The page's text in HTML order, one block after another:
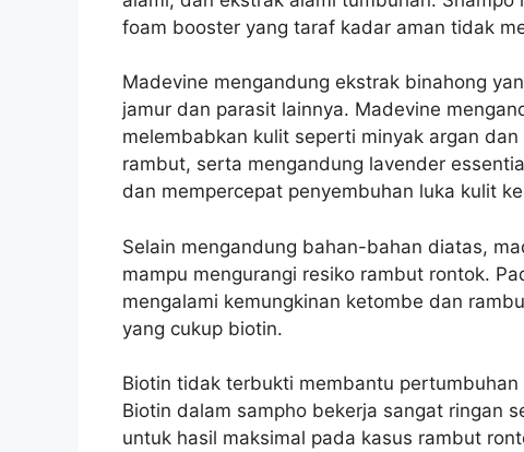
foam booster yang taraf kadar aman tidak
Madevine mengandung ekstrak binahong
jamur dan parasit lainnya. Madevine
melembabkan kulit seperti minyak argan
rambut, serta mengandung lavender
dan mempercepat penyembuhan luka kulit
Selain mengandung bahan-bahan diatas,
mampu mengurangi resiko rambut rontok.
mengalami kemungkinan ketombe dan
yang cukup biotin.
Biotin tidak terbukti membantu
Biotin dalam sampho bekerja sangat ringan
untuk hasil maksimal pada kasus rambut